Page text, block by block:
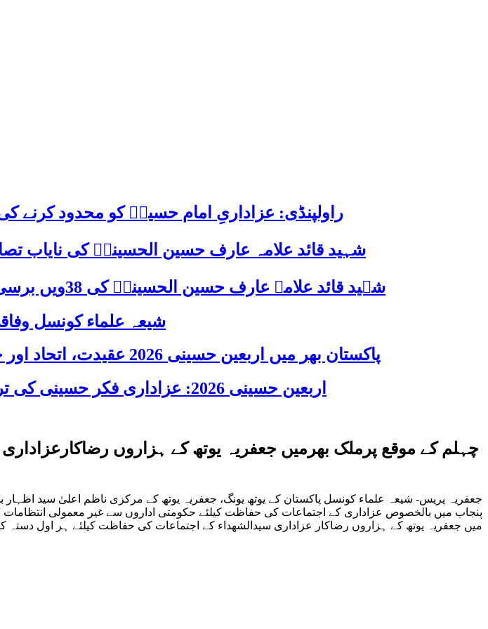
راولپنڈی: عزاداریِ امام حسینؑ کو محدود
شہید قائد علامہ عارف حسین الحسینیؒ کی نایاب
شہید قائد علامہ عارف حسین الحسینیؒ کی 38ویں برسی پر قائد ملت جعفریہ پاکستان علامہ ساجد علی نقوی کا اہم پیغام
شیعہ علماء کونسل
پاکستان بھر میں اربعین حسینی 2026 عقیدت، اتحاد اور جوش و جذبے کے ساتھ منایا گیا، لاکھوں عزادار جلوسوں میں شریک
اربعین حسینی 2026: عزاداری فکر حسینی کی ترویج کا ذریعہ ہے، قائد ملت جعفریہ آیت اللہ سید ساجد علی نقوی
چہلم کے موقع پرملک بھرمیں جعفریہ یوتھ کے ہزاروں
جعفریہ پریس- شیعہ علماء کونسل پاکستان کے یوتھ یونگ، جعفریہ یوتھ کے مرکزی ناظم اعلیٰ سید اظہار
پنجاب میں بالخصوص عزاداری کے اجتماعات کی حفاظت کیلئے حکومتی اداروں سے غیر معمولی انتظامات
میں جعفریہ یوتھ کے ہزاروں رضاکار عزاداری سیدالشھداء کے اجتماعات کی حفاظت کیلئے ہر اول دستہ